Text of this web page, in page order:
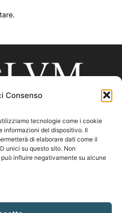
Consenso
tecnologie come i cookie
informazioni del dispositivo. Il
di elaborare dati come il
unici su questo sito. Non
influire negativamente su alcune